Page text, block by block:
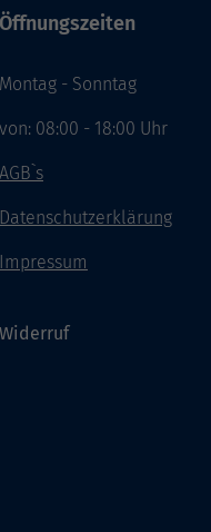
Öffnungszeiten
Montag - Sonntag
von: 08:00 - 18:00 Uhr
AGB`s
Datenschutzerklärung
Impressum
Widerruf